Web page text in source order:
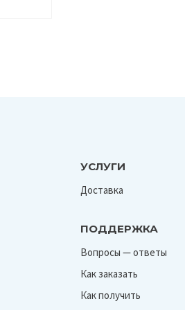
УСЛУГИ
Доставка
ПОДДЕРЖКА
Вопросы — ответы
Как заказать
Как получить